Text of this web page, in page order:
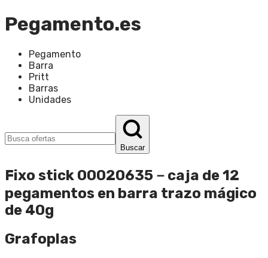
Pegamento.es
Pegamento
Barra
Pritt
Barras
Unidades
Buscar
Fixo stick 00020635－caja de 12
pegamentos en barra trazo mágico
de 40g
Grafoplas